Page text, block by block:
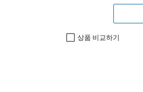
상품 비교하기